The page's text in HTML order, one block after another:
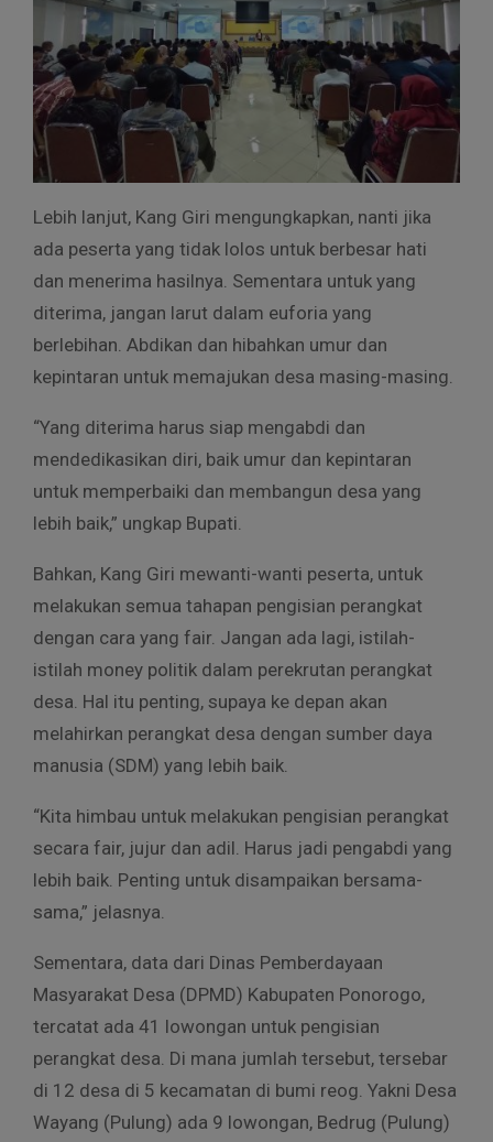
Lebih lanjut, Kang Giri mengungkapkan, nanti jika
ada peserta yang tidak lolos untuk berbesar hati
dan menerima hasilnya. Sementara untuk yang
diterima, jangan larut dalam euforia yang
berlebihan. Abdikan dan hibahkan umur dan
kepintaran untuk memajukan desa masing-masing.
“Yang diterima harus siap mengabdi dan
mendedikasikan diri, baik umur dan kepintaran
untuk memperbaiki dan membangun desa yang
lebih baik,” ungkap Bupati.
Bahkan, Kang Giri mewanti-wanti peserta, untuk
melakukan semua tahapan pengisian perangkat
dengan cara yang fair. Jangan ada lagi, istilah-
istilah money politik dalam perekrutan perangkat
desa. Hal itu penting, supaya ke depan akan
melahirkan perangkat desa dengan sumber daya
manusia (SDM) yang lebih baik.
“Kita himbau untuk melakukan pengisian perangkat
secara fair, jujur dan adil. Harus jadi pengabdi yang
lebih baik. Penting untuk disampaikan bersama-
sama,” jelasnya.
Sementara, data dari Dinas Pemberdayaan
Masyarakat Desa (DPMD) Kabupaten Ponorogo,
tercatat ada 41 lowongan untuk pengisian
perangkat desa. Di mana jumlah tersebut, tersebar
di 12 desa di 5 kecamatan di bumi reog. Yakni Desa
Wayang (Pulung) ada 9 lowongan, Bedrug (Pulung)